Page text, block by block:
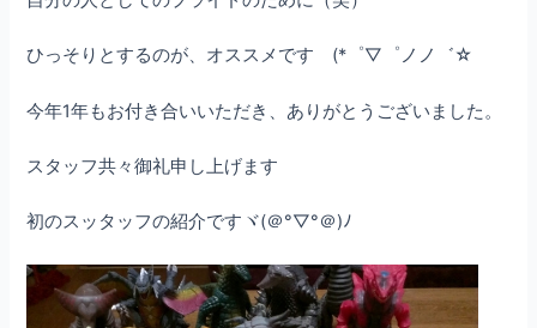
ひっそりとするのが、オススメです (*゜▽゜ノノ゛☆
今年1年もお付き合いいただき、ありがとうございました。
スタッフ共々御礼申し上げます
初のスッタッフの紹介ですヾ(＠°▽°＠)ﾉ